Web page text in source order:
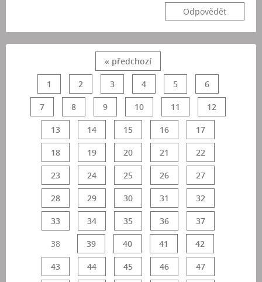
Odpovědět
« předchozí
1 2 3 4 5 6
7 8 9 10 11 12
13 14 15 16 17
18 19 20 21 22
23 24 25 26 27
28 29 30 31 32
33 34 35 36 37
38 39 40 41 42
43 44 45 46 47